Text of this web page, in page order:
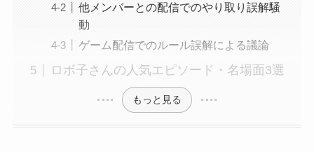
他メンバーとの配信でのやり取り誤解騒
動
ゲーム配信でのルール誤解による議論
ロボ子さんの人気エピソード・名場面3選
もっと見る